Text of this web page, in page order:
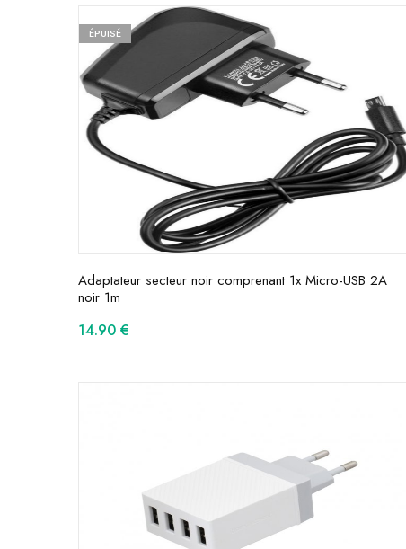
ÉPUISÉ
Adaptateur secteur noir comprenant 1x Micro-USB 2A
noir 1m
14.90 €